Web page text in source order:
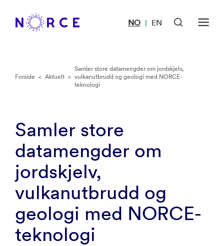
NO | EN
Forside < Aktuelt <
Samler store datamengder om jordskjelv,
vulkanutbrudd og geologi med NORCE-
teknologi
Samler store
datamengder om
jordskjelv,
vulkanutbrudd og
geologi med NORCE-
teknologi